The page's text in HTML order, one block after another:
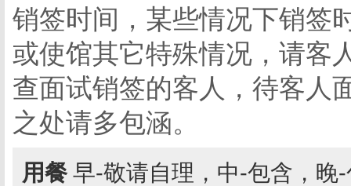
销签时间，某些情况下销签
或使馆其它特殊情况，请客
查面试销签的客人，待客人
之处请多包涵。
用餐 早-敬请自理，中-包含，晚